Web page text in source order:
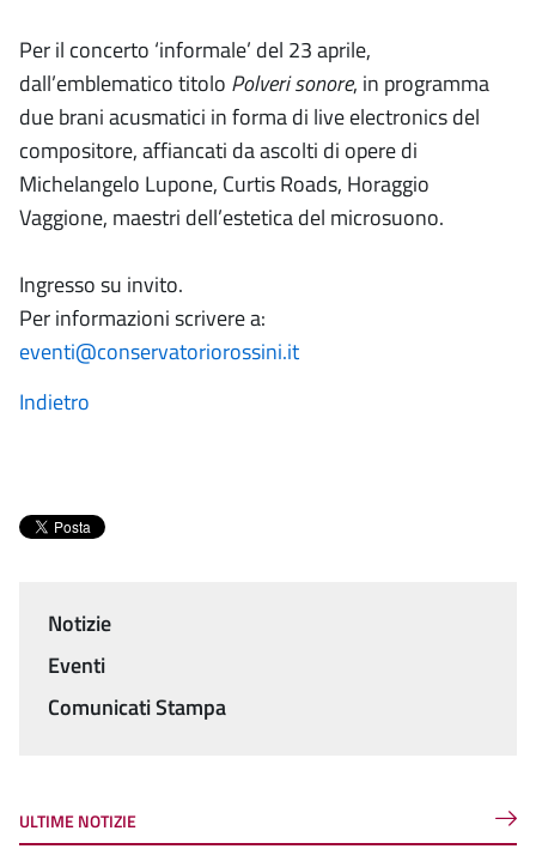
Per il concerto ‘informale’ del 23 aprile,
dall’emblematico titolo Polveri sonore, in programma
due brani acusmatici in forma di live electronics del
compositore, affiancati da ascolti di opere di
Michelangelo Lupone, Curtis Roads, Horaggio
Vaggione, maestri dell’estetica del microsuono.
Ingresso su invito.
Per informazioni scrivere a:
eventi@conservatoriorossini.it
Indietro
Menu
Notizie
Eventi
Comunicati Stampa
ULTIME NOTIZIE